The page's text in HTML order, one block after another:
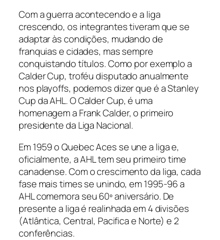
Com a guerra acontecendo e a liga
crescendo, os integrantes tiveram que se
adaptar às condições, mudando de
franquias e cidades, mas sempre
conquistando títulos. Como por exemplo a
Calder Cup, troféu disputado anualmente
nos playoffs, podemos dizer que é aStanley
Cupda AHL. OCalder Cup, é uma
homenagem a Frank Calder, o primeiro
presidente da Liga Nacional.
Em 1959 oQuebec Aces se une a liga e,
oficialmente, a AHL tem seu primeiro time
canadense. Com o crescimento da liga, cada
fase mais times se unindo, em 1995-96 a
AHL comemora seu 60º aniversário. De
presente a liga é realinhada em 4 divisões
(Atlântica, Central, Pacifica e Norte) e 2
conferências.